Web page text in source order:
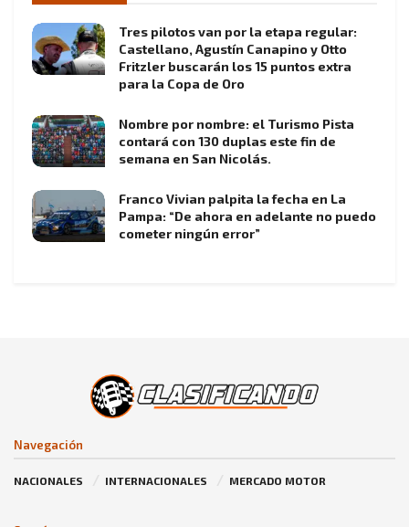
Tres pilotos van por la etapa regular:
Castellano, Agustín Canapino y Otto
Fritzler buscarán los 15 puntos extra
para la Copa de Oro
Nombre por nombre: el Turismo Pista
contará con 130 duplas este fin de
semana en San Nicolás.
Franco Vivian palpita la fecha en La
Pampa: “De ahora en adelante no puedo
cometer ningún error”
Navegación
NACIONALES INTERNACIONALES MERCADO MOTOR